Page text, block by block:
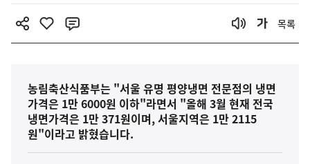
목록
농림축산식품부는 "서울 유명 평양냉면 전문점의 냉면
가격은 1만 6000원 이하"라면서 "올해 3월 현재 전국
냉면가격은 1만 371원이며, 서울지역은 1만 2115
원"이라고 밝혔습니다.